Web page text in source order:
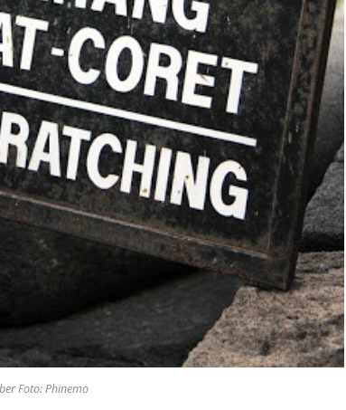
Foto: Phinemo